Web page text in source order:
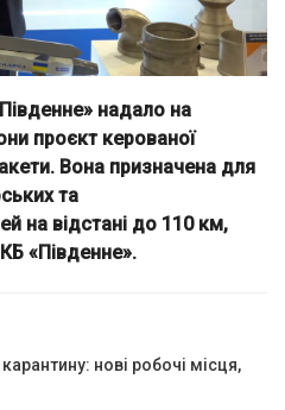
надало на
проєкт керованої
Вона призначена для
та
на відстані до 110 км,
«Південне».
нові робочі місця,